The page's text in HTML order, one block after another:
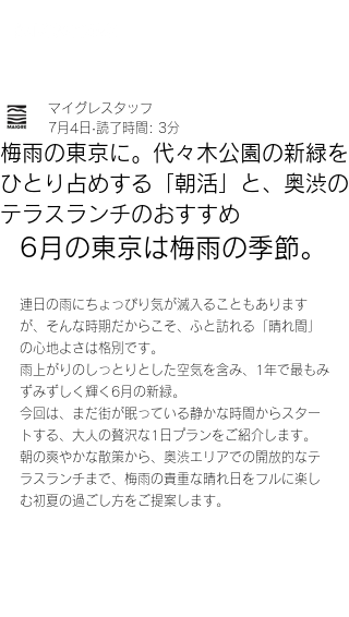
梅雨の東京に。代々木公園の新緑を
ひとり占めする「朝活」と、奥渋の
テラスランチのおすすめ
マイグレスタッフ
7月4日 読了時間: 3分
6月の東京は梅雨の季節。
連日の雨にちょっぴり気が滅入ることもあります
が、そんな時期だからこそ、ふと訪れる「晴れ間」
の心地よさは格別です。
雨上がりのしっとりとした空気を含み、1年で最もみ
ずみずしく輝く6月の新緑。
今回は、まだ街が眠っている静かな時間からスター
トする、大人の贅沢な1日プランをご紹介します。
朝の爽やかな散策から、奥渋エリアでの開放的なテ
ラスランチまで、梅雨の貴重な晴れ日をフルに楽し
む初夏の過ごし方をご提案します。